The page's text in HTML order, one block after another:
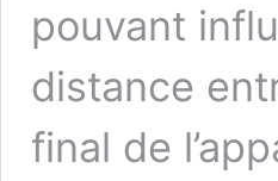
pouvant
distance
final de